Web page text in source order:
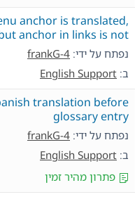
anchor is translated,
anchor in links is not
נפתח על ידי: frankG-4
ב: English Support
translation before
glossary entry
נפתח על ידי: frankG-4
ב: English Support
פתרון מהיר זמין